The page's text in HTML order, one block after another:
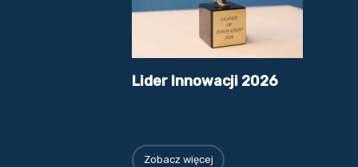
Lider Innowacji 2026
Zobacz więcej